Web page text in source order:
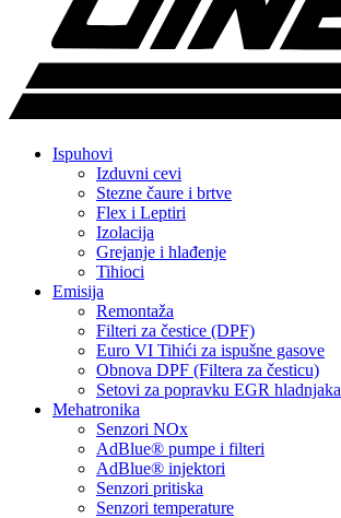
Ispuhovi
Izduvni cevi
Stezne čaure i brtve
Flex i Leptiri
Izolacija
Grejanje i hlađenje
Tihioci
Emisija
Remontaža
Filteri za čestice (DPF)
Euro VI Tihići za ispušne gasove
Obnova DPF (Filtera za česticu)
Setovi za popravku EGR hladnjaka
Mehatronika
Senzori NOx
AdBlue® pumpe i filteri
AdBlue® injektori
Senzori pritiska
Senzori temperature